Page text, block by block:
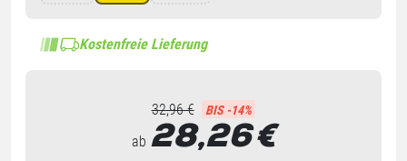
Kostenfreie Lieferung
32,96 € BIS -14%
ab 28,26€